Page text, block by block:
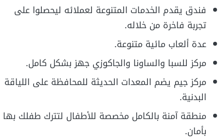
فندق يقدم الخدمات المتنوعة لعملائه ليحصلوا على
تجربة فاخرة من خلاله.
عدة ألعاب مائية متنوعة.
مركز للسبا والساونا والجاكوزي جهز بشكل كامل.
مركز جيم يضم المعدات الحديثة للمحافظة على اللياقة
البدنية.
منطقة آمنة بالكامل مخصصة للأطفال لتترك طفلك بها
بأمان.